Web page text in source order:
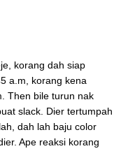
korang dah siap
a.m, korang kena
Then bile turun nak
slack. Dier tertumpah
dah lah baju color
Ape reaksi korang